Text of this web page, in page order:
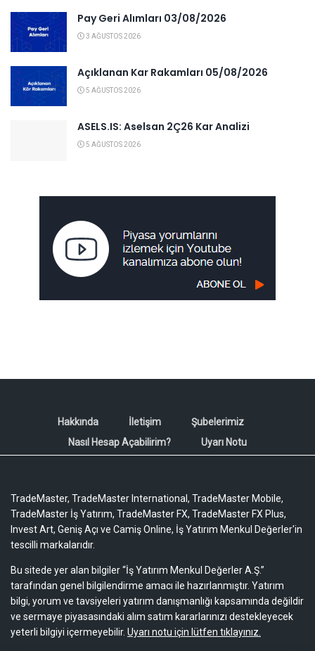
Pay Geri Alımları 03/08/2026
3 AĞUSTOS 2026
Açıklanan Kar Rakamları 05/08/2026
5 AĞUSTOS 2026
ASELS.IS: Aselsan 2Ç26 Kar Analizi
5 AĞUSTOS 2026
Hakkında İletişim
Şubelerimiz
Nasıl Hesap Açabilirim?
Uyarı Notu
TradeMaster, TradeMaster International, TradeMaster Mobile,
TradeMaster İş Yatırım, TradeMaster FX, TradeMaster FX Plus,
Invest Art, Geniş Açı ve Camiş Online, İş Yatırım Menkul Değerler'in
tescilli markalarıdır.
Bu sitede yer alan bilgiler “İş Yatırım Menkul Değerler A.Ş.”
tarafından genel bilgilendirme amacı ile hazırlanmıştır. Yatırım
bilgi, yorum ve tavsiyeleri yatırım danışmanlığı kapsamında değildir
ve sermaye piyasasındaki alım satım kararlarınızı destekleyecek
yeterli bilgiyi içermeyebilir. Uyarı notu için lütfen tıklayınız.